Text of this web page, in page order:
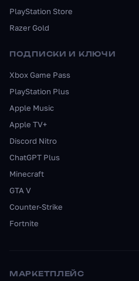
PlayStation Store
Razer Gold
ПОДПИСКИ И КЛЮЧИ
Xbox Game Pass
PlayStation Plus
Apple Music
Apple TV+
Discord Nitro
ChatGPT Plus
Minecraft
GTA V
Counter-Strike
Fortnite
МАРКЕТПЛЕЙС